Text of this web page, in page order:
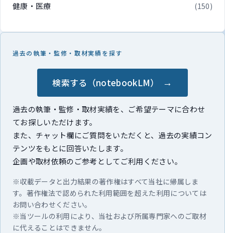
健康・医療 (150)
過去の執筆・監修・取材実績を探す
検索する（notebookLM）
過去の執筆・監修・取材実績を、ご希望テーマに合わせ
てお探しいただけます。
また、チャット欄にご質問をいただくと、過去の実績コン
テンツをもとに回答いたします。
企画や取材依頼のご参考としてご利用ください。
※収載データと出力結果の著作権はすべて当社に帰属しま
す。著作権法で認められた利用範囲を超えた利用については
お問い合わせください。
※当ツールの利用により、当社および所属専門家へのご取材
に代えることはできません。